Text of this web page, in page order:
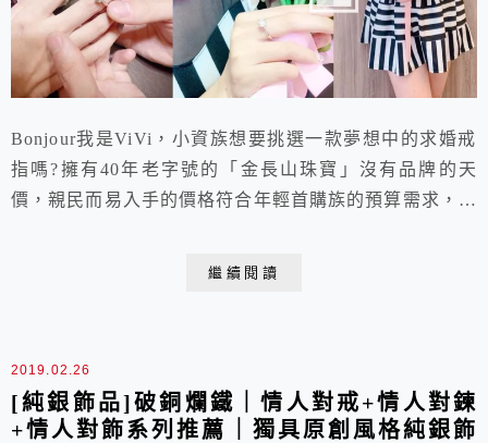
Bonjour我是ViVi，小資族想要挑選一款夢想中的求婚戒
指嗎?擁有40年老字號的「金長山珠寶」沒有品牌的天
價，親民而易入手的價格符合年輕首購族的預算需求，加
繼續閱讀
2019.02.26
[純銀飾品]破銅爛鐵｜情人對戒+情人對鍊
+情人對飾系列推薦｜獨具原創風格純銀飾